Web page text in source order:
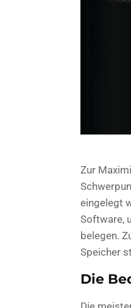
Zur
eingelegt
Software,
belegen.
Speicher
Die